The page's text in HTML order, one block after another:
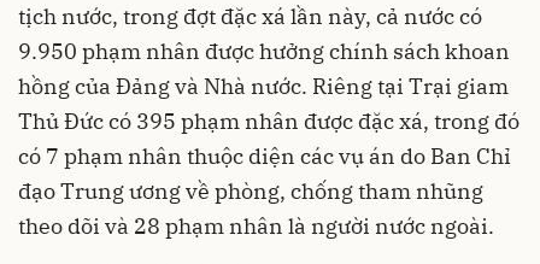
tịch nước, trong đợt đặc xá lần này, cả nước có
9.950 phạm nhân được hưởng chính sách khoan
hồng của Đảng và Nhà nước. Riêng tại Trại giam
Thủ Đức có 395 phạm nhân được đặc xá, trong đó
có 7 phạm nhân thuộc diện các vụ án do Ban Chỉ
đạo Trung ương về phòng, chống tham nhũng
theo dõi và 28 phạm nhân là người nước ngoài.